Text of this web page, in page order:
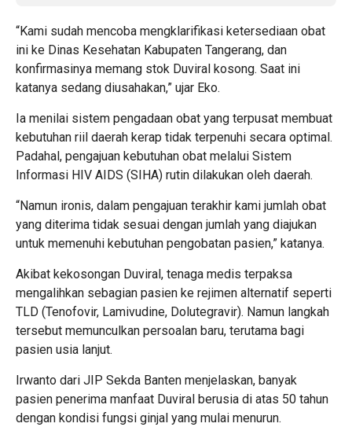
“Kami sudah mencoba mengklarifikasi ketersediaan obat
ini ke Dinas Kesehatan Kabupaten Tangerang, dan
konfirmasinya memang stok Duviral kosong. Saat ini
katanya sedang diusahakan,” ujar Eko.
Ia menilai sistem pengadaan obat yang terpusat membuat
kebutuhan riil daerah kerap tidak terpenuhi secara optimal.
Padahal, pengajuan kebutuhan obat melalui Sistem
Informasi HIV AIDS (SIHA) rutin dilakukan oleh daerah.
“Namun ironis, dalam pengajuan terakhir kami jumlah obat
yang diterima tidak sesuai dengan jumlah yang diajukan
untuk memenuhi kebutuhan pengobatan pasien,” katanya.
Akibat kekosongan Duviral, tenaga medis terpaksa
mengalihkan sebagian pasien ke rejimen alternatif seperti
TLD (Tenofovir, Lamivudine, Dolutegravir). Namun langkah
tersebut memunculkan persoalan baru, terutama bagi
pasien usia lanjut.
Irwanto dari JIP Sekda Banten menjelaskan, banyak
pasien penerima manfaat Duviral berusia di atas 50 tahun
dengan kondisi fungsi ginjal yang mulai menurun.